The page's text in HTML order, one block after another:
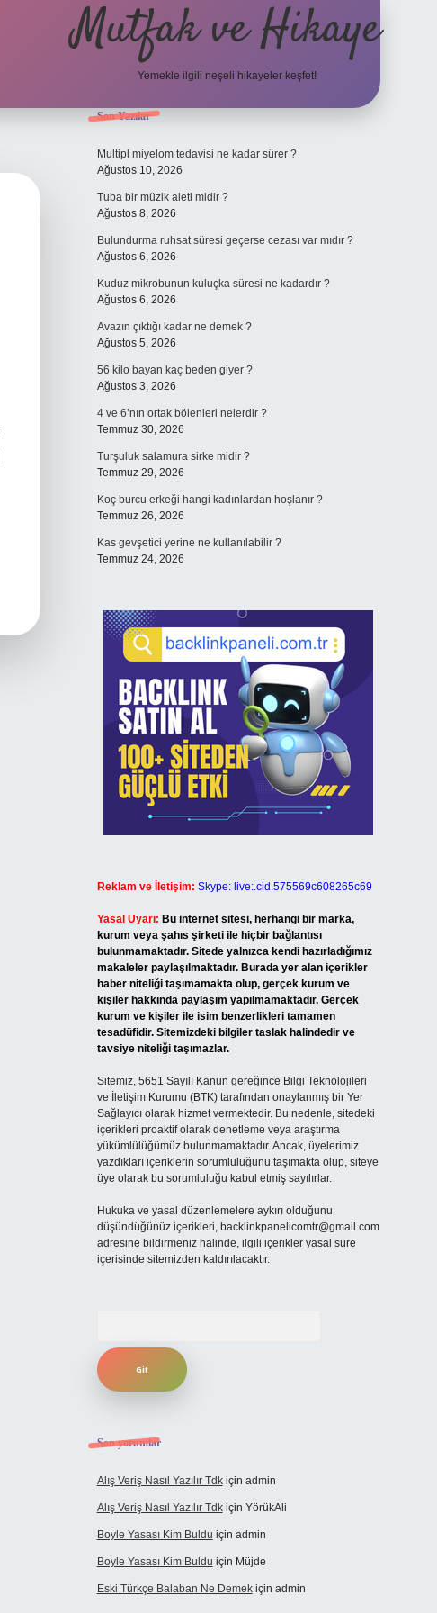
Mutfak ve Hikaye
Yemekle ilgili neşeli hikayeler keşfet!
Sidebar
Son Yazılar
Multipl miyelom tedavisi ne kadar sürer ?
Ağustos 10, 2026
Tuba bir müzik aleti midir ?
Ağustos 8, 2026
Bulundurma ruhsat süresi geçerse cezası var mıdır ?
Ağustos 6, 2026
Kuduz mikrobunun kuluçka süresi ne kadardır ?
Ağustos 6, 2026
Avazın çıktığı kadar ne demek ?
Ağustos 5, 2026
56 kilo bayan kaç beden giyer ?
Ağustos 3, 2026
4 ve 6’nın ortak bölenleri nelerdir ?
Temmuz 30, 2026
Turşuluk salamura sirke midir ?
Temmuz 29, 2026
Koç burcu erkeği hangi kadınlardan hoşlanır ?
Temmuz 26, 2026
Kas gevşetici yerine ne kullanılabilir ?
Temmuz 24, 2026
Reklam ve İletişim: Skype: live:.cid.575569c608265c69
Yasal Uyarı: Bu internet sitesi, herhangi bir marka,
kurum veya şahıs şirketi ile hiçbir bağlantısı
bulunmamaktadır. Sitede yalnızca kendi hazırladığımız
makaleler paylaşılmaktadır. Burada yer alan içerikler
haber niteliği taşımamakta olup, gerçek kurum ve
kişiler hakkında paylaşım yapılmamaktadır. Gerçek
kurum ve kişiler ile isim benzerlikleri tamamen
tesadüfidir. Sitemizdeki bilgiler taslak halindedir ve
tavsiye niteliği taşımazlar.
Sitemiz, 5651 Sayılı Kanun gereğince Bilgi Teknolojileri
ve İletişim Kurumu (BTK) tarafından onaylanmış bir Yer
Sağlayıcı olarak hizmet vermektedir. Bu nedenle, sitedeki
içerikleri proaktif olarak denetleme veya araştırma
yükümlülüğümüz bulunmamaktadır. Ancak, üyelerimiz
yazdıkları içeriklerin sorumluluğunu taşımakta olup, siteye
üye olarak bu sorumluluğu kabul etmiş sayılırlar.
Hukuka ve yasal düzenlemelere aykırı olduğunu
düşündüğünüz içerikleri, backlinkpanelicomtr@gmail.com
adresine bildirmeniz halinde, ilgili içerikler yasal süre
içerisinde sitemizden kaldırılacaktır.
Son yorumlar
Alış Veriş Nasıl Yazılır Tdkiçin admin
Alış Veriş Nasıl Yazılır Tdkiçin YörükAli
Boyle Yasası Kim Buldu için admin
Boyle Yasası Kim Buldu için Müjde
Eski Türkçe Balaban Ne Demekiçin admin